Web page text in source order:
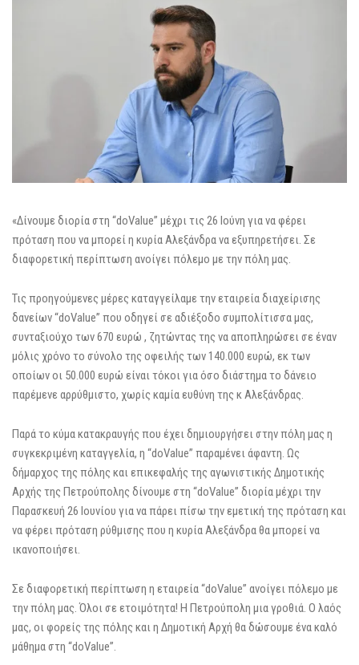
«Δίνουμε διορία στη “doValue” μέχρι τις 26 Ιούνη για να φέρει
πρόταση που να μπορεί η κυρία Αλεξάνδρα να εξυπηρετήσει. Σε
διαφορετική περίπτωση ανοίγει πόλεμο με την πόλη μας.
Τις προηγούμενες μέρες καταγγείλαμε την εταιρεία διαχείρισης
δανείων “doValue” που οδηγεί σε αδιέξοδο συμπολίτισσα μας,
συνταξιούχο των 670 ευρώ , ζητώντας της να αποπληρώσει σε έναν
μόλις χρόνο το σύνολο της οφειλής των 140.000 ευρώ, εκ των
οποίων οι 50.000 ευρώ είναι τόκοι για όσο διάστημα το δάνειο
παρέμενε αρρύθμιστο, χωρίς καμία ευθύνη της κ Αλεξάνδρας.
Παρά το κύμα κατακραυγής που έχει δημιουργήσει στην πόλη μας η
συγκεκριμένη καταγγελία, η “doValue” παραμένει άφαντη. Ως
δήμαρχος της πόλης και επικεφαλής της αγωνιστικής Δημοτικής
Αρχής της Πετρούπολης δίνουμε στη “doValue” διορία μέχρι την
Παρασκευή 26 Ιουνίου για να πάρει πίσω την εμετική της πρόταση και
να φέρει πρόταση ρύθμισης που η κυρία Αλεξάνδρα θα μπορεί να
ικανοποιήσει.
Σε διαφορετική περίπτωση η εταιρεία “doValue” ανοίγει πόλεμο με
την πόλη μας. Όλοι σε ετοιμότητα! Η Πετρούπολη μια γροθιά. Ο λαός
μας, οι φορείς της πόλης και η Δημοτική Αρχή θα δώσουμε ένα καλό
μάθημα στη “doValue”.